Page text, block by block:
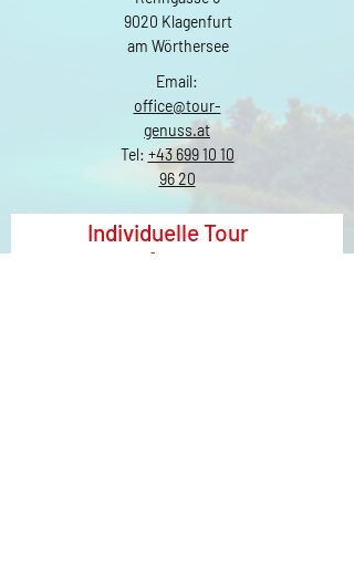
9020 Klagenfurt
am Wörthersee
Email:
office@tour-
genuss.at
Tel: +43 699 10 10
96 20
Individuelle Tour
anfragen